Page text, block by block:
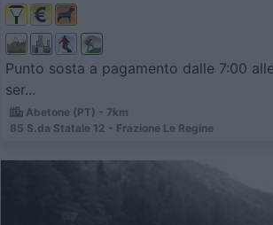
Punto sosta a pagamento dalle 7:00
ser...
Abetone (PT) - 7km
85 S.da Statale 12 - Frazione Le Regine